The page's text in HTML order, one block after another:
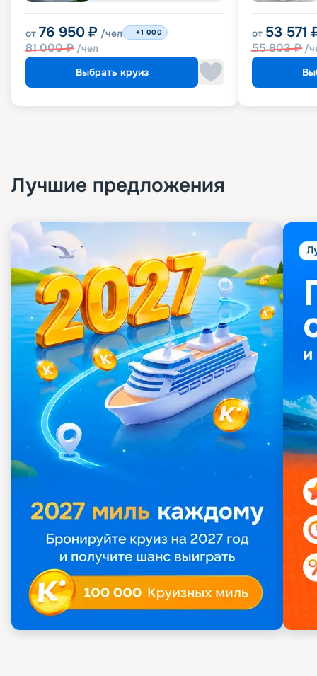
от 76 950 ₽ /чел
81 000₽ /чел
+1 000
Выбрать круиз
от 53 571
55 803₽ /
Лучшие предложения